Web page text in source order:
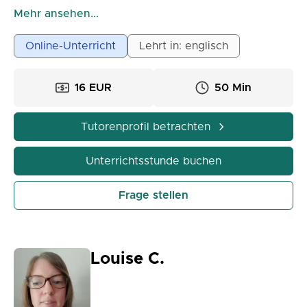
Ich gebe seit sechs Jahren Nachhilfe für Kinder und
Linguistischer Mediation und einen Master-Abschluss
in Übersetzung. Ich verwende Videos, Filme, Musik
Sprachkenntnisse zu optimieren, ohne sich zu
Mehr ansehen...
Online-Unterricht Lehrt in: englisch
16 EUR 50 Min
Tutorenprofil betrachten
Unterrichtsstunde buchen
Frage stellen
Louise C.